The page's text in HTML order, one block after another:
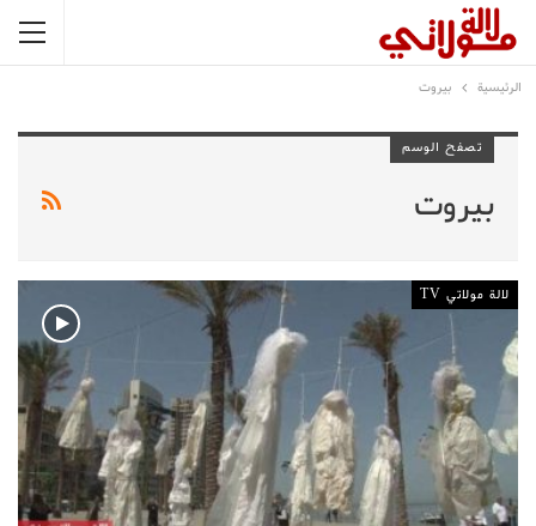
الرئيسية بيروت
تصفح الوسم
بيروت
لالة مولاتي TV